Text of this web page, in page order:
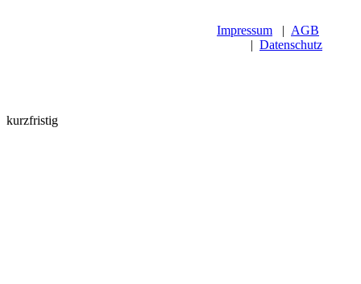
Impressum | AGB
| Datenschutz
kurzfristig